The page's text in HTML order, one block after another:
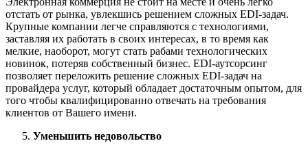
отстать от рынка, увлекшись решением сложных EDI-задач.
Крупные компании легче справляются с технологиями,
заставляя их работать в своих интересах, в то время как
мелкие, наоборот, могут стать рабами технологических
новинок, потеряв собственный бизнес. EDI-аутсорсинг
позволяет переложить решение сложных EDI-задач на
провайдера услуг, который обладает достаточным опытом, для
того чтобы квалифицированно отвечать на требования
клиентов от Вашего имени.
Уменьшить недовольство